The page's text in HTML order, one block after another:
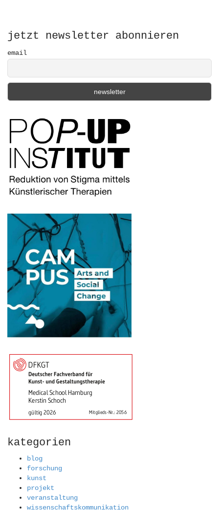
r
:
jetzt newsletter abonnieren
email
kategorien
blog
forschung
kunst
projekt
veranstaltung
wissenschaftskommunikation